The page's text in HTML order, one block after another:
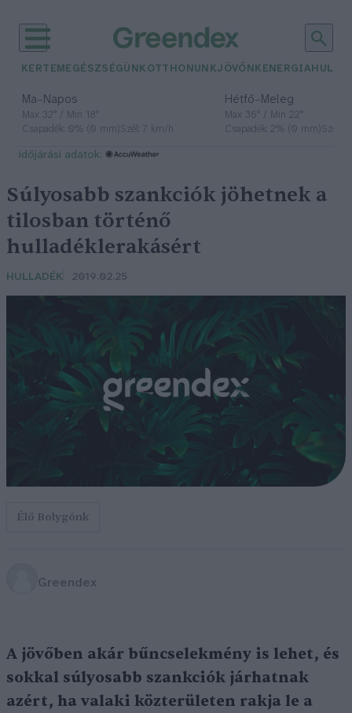
KERTEM EGÉSZSÉGÜNK OTTHONUNKJÖVŐNK ENERGIA
Ma– Napos
Max 32° / Min 18°
Csapadék: 0% (0 mm)Szél: 7 km/h
Hétfő– Meleg
Max 36° / Min 22°
Csapadék: 2% (0 mm)Szél:
időjárási adatok:
Súlyosabb szankciók jöhetnek a
tilosban történő
hulladéklerakásért
HULLADÉK 2019.02.25
Élő Bolygónk
Greendex
A jövőben akár bűncselekmény is lehet, és
sokkal súlyosabb szankciók járhatnak
azért, ha valaki közterületen rakja le a